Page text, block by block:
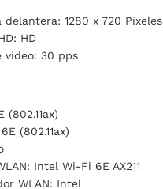
1280 x 720 Pixeles
HD
vídeo: 30 pps
(802.11ax)
Intel Wi-Fi 6E AX211
WLAN: Intel